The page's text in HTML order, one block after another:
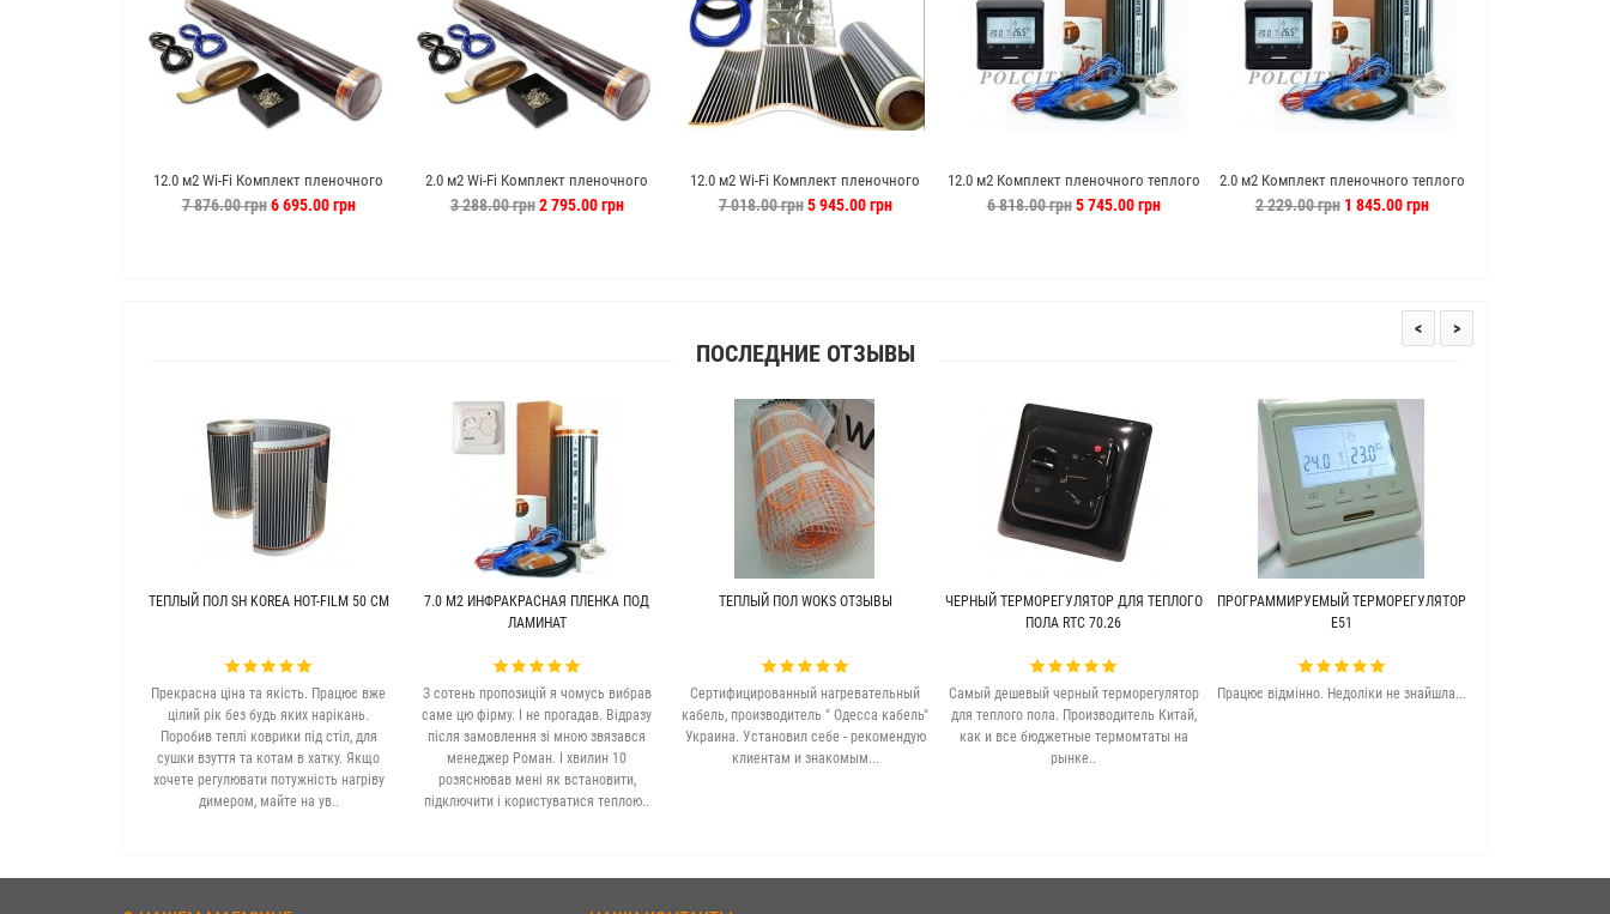
12.0 м2 Wi-Fi Комплект пленочного
теплого пола Enerpia c PWT-002
7 876.00 грн6 695.00 грн
2.0 м2 Wi-Fi Комплект пленочного
теплого пола Enerpia c PWT-002
3 288.00 грн2 795.00 грн
12.0 м2 Wi-Fi Комплект пленочного
теплого пола Enerpia
7 018.00 грн5 945.00 грн
12.0 м2 Комплект пленочного теплого
пола Hot-Film
6 818.00 грн5 745.00 грн
2.0 м2 Комплект пленочного теплого
пола Hot-Film
2 229.00 грн1 845.00 грн
ПОСЛЕДНИЕ ОТЗЫВЫ
ТЕПЛЫЙ ПОЛ SH KOREA HOT-FILM 50 СМ
Прекрасна ціна та якість. Працює вже
цілий рік без будь яких нарікань.
Поробив теплі коврики під стіл, для
сушки взуття та котам в хатку. Якщо
хочете регулювати потужність нагріву
димером, майте на ув..
7.0 М2 ИНФРАКРАСНАЯ ПЛЕНКА ПОД
ЛАМИНАТ
З сотень пропозицій я чомусь вибрав
саме цю фірму. І не прогадав. Відразу
після замовлення зі мною звязався
менеджер Роман. І хвилин 10
розяснював мені як встановити,
підключити і користуватися теплою..
ТЕПЛЫЙ ПОЛ WOKS ОТЗЫВЫ
Сертифицированный нагревательный
кабель, производитель " Одесса кабель"
Украина. Установил себе - рекомендую
клиентам и знакомым...
ЧЕРНЫЙ ТЕРМОРЕГУЛЯТОР ДЛЯ ТЕПЛОГО
ПОЛА RTC 70.26
Самый дешевый черный терморегулятор
для теплого пола. Производитель Китай,
как и все бюджетные термомтаты на
рынке..
ПРОГРАММИРУЕМЫЙ ТЕРМОРЕГУЛЯТОР
Е51
Працює відмінно. Недоліки не знайшла...
< >